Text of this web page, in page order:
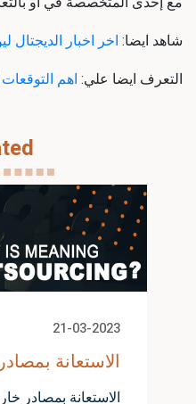
شاهد ايضا: اخر اخبار الديجتال ليوم 15 يونيو
التعرف ايضا علي: اهم
21-03-2023
الاستعانة
الاستعانة بمصادر